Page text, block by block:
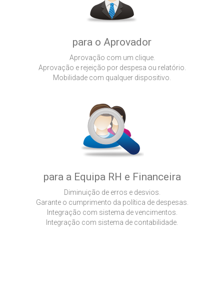
para o Aprovador
Aprovação com um clique.
Aprovação e rejeição por despesa ou relatório.
Mobilidade com qualquer dispositivo.
para a Equipa RH e Financeira
Diminuição de erros e desvios.
Garante o cumprimento da política de despesas.
Integração com sistema de vencimentos.
Integração com sistema de contabilidade.